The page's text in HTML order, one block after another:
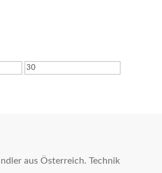
Max.
aus Österreich. Technik